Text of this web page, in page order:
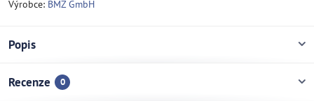
Výrobce: BMZ GmbH
Popis
Recenze 0